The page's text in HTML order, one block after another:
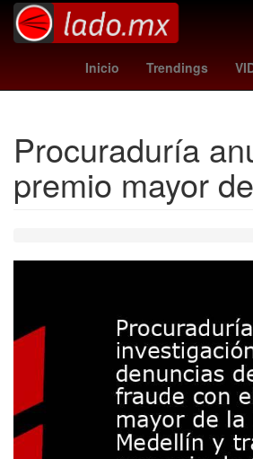
Inicio Trendings
Brasil 26 de
Procuraduría
premio mayor